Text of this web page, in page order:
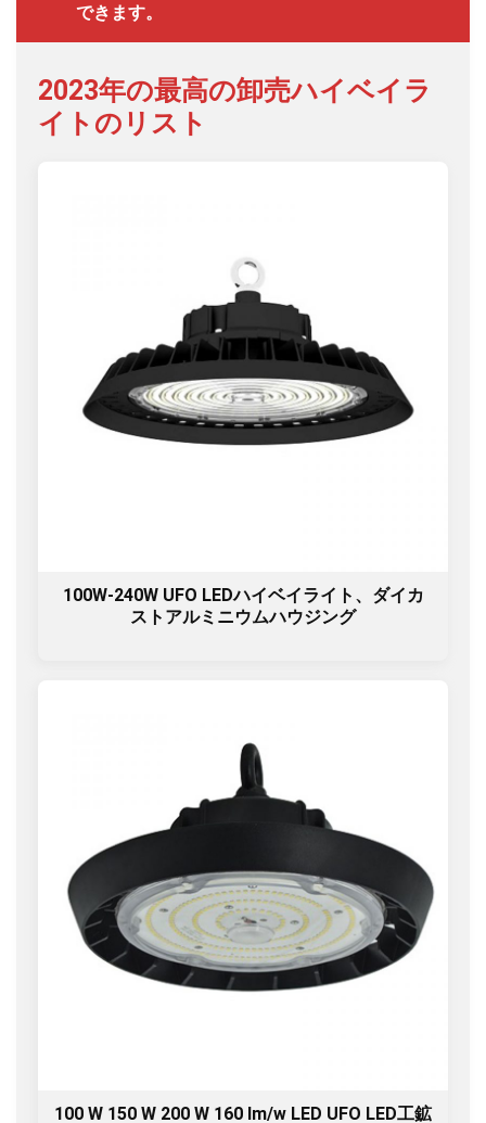
できます。
2023年の最高の卸売ハイベイラ
イトのリスト
100W-240W UFO LEDハイベイライト、ダイカ
ストアルミニウムハウジング
100 W 150 W 200 W 160 lm/w LED UFO LED工鉱